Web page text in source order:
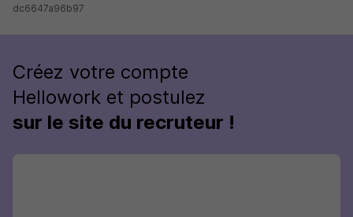
dc6647a96b97
Créez votre compte
Hellowork et postulez
sur le site du recruteur !